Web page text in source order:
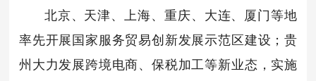
北京、天津、上海、重庆、大连、厦门等地
率先开展国家服务贸易创新发展示范区建设；贵
州大力发展跨境电商、保税加工等新业态，实施